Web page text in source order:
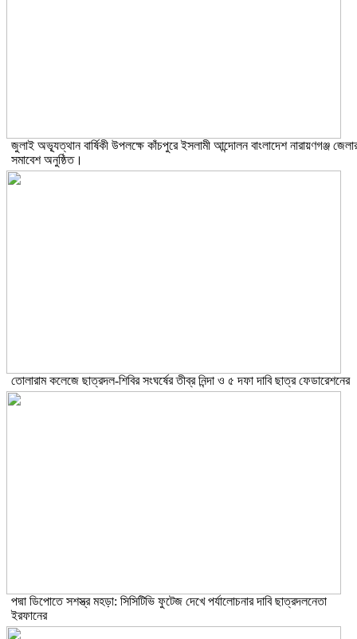
জুলাই অভ্যূত্থান বার্ষিকী উপলক্ষে কাঁচপুরে ইসলামী আন্দোলন বাংলাদেশ নারায়ণগঞ্জ
সমাবেশ অনুষ্ঠিত।
তোলারাম কলেজে ছাত্রদল-শিবির সংঘর্ষের তীব্র নিন্দা ও ৫ দফা দাবি ছাত্র ফেডারেশনের
পদ্মা ডিপোতে সশস্ত্র মহড়া: সিসিটিভি ফুটেজ দেখে পর্যালোচনার দাবি ছাত্রদলনেতা
ইরফানের